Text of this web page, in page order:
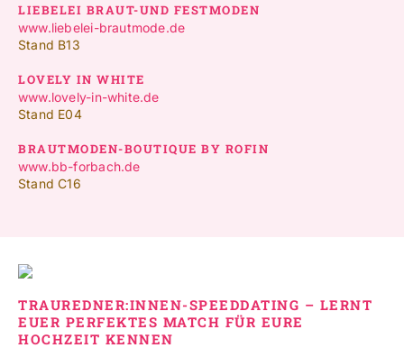
LIEBELEI BRAUT-UND FESTMODEN
www.liebelei-brautmode.de
Stand B13
LOVELY IN WHITE
www.lovely-in-white.de
Stand E04
BRAUTMODEN-BOUTIQUE BY ROFIN
www.bb-forbach.de
Stand C16
TRAUREDNER:INNEN-SPEEDDATING – LERNT
EUER PERFEKTES MATCH FÜR EURE
HOCHZEIT KENNEN